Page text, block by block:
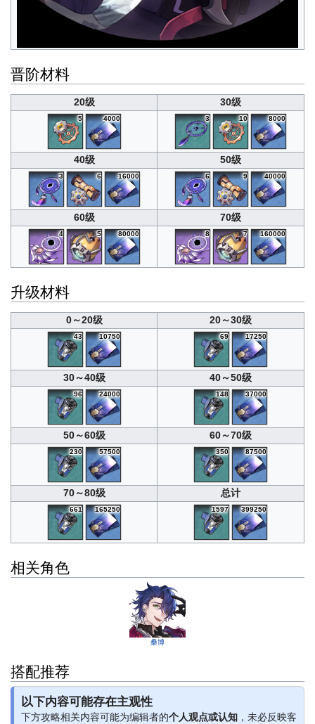
晋阶材料
20级 30级
5 4000 3 10 8000
40级 50级
3 6 16000 6 9 40000
60级 70级
4 5 80000 8 7 160000
升级材料
0～20级 20～30级
43 10750 69 17250
30～40级 40～50级
96 24000 148 37000
50～60级 60～70级
230 57500 350 87500
70～80级 总计
661 165250 1597 399250
相关角色
桑博
搭配推荐
以下内容可能存在主观性
下方攻略相关内容可能为编辑者的个人观点或认知 ，未必反映客